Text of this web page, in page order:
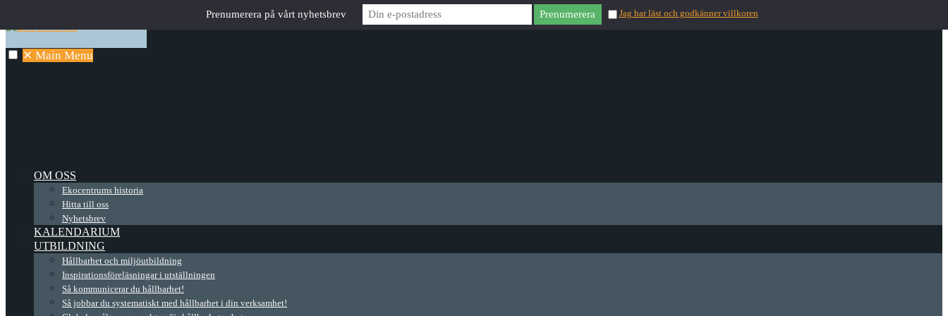
✕ Main Menu
OM OSS
Ekocentrums historia
Hitta till oss
Nyhetsbrev
KALENDARIUM
UTBILDNING
Hållbarhet och miljöutbildning
Inspirationsföreläsningar i utställningen
Så kommunicerar du hållbarhet!
Så jobbar du systematiskt med hållbarhet i din verksamhet!
Prenumerera på vårt nyhetsbrev Jag har läst och godkänner villkoren